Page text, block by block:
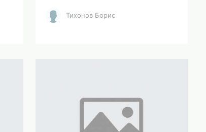
Тихонов Борис